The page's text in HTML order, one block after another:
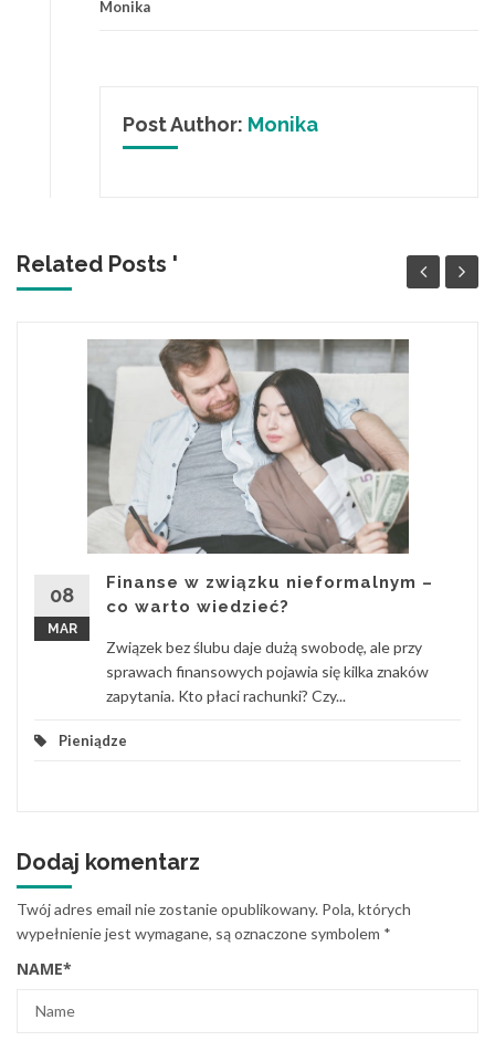
Monika
Post Author: Monika
Related Posts '
08
MAR
Finanse w związku nieformalnym –
co warto wiedzieć?
Związek bez ślubu daje dużą swobodę, ale przy
sprawach finansowych pojawia się kilka znaków
zapytania. Kto płaci rachunki? Czy...
Pieniądze
Dodaj komentarz
Twój adres email nie zostanie opublikowany. Pola, których
wypełnienie jest wymagane, są oznaczone symbolem *
NAME*